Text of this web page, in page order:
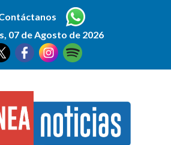
07 de Agosto de 2026